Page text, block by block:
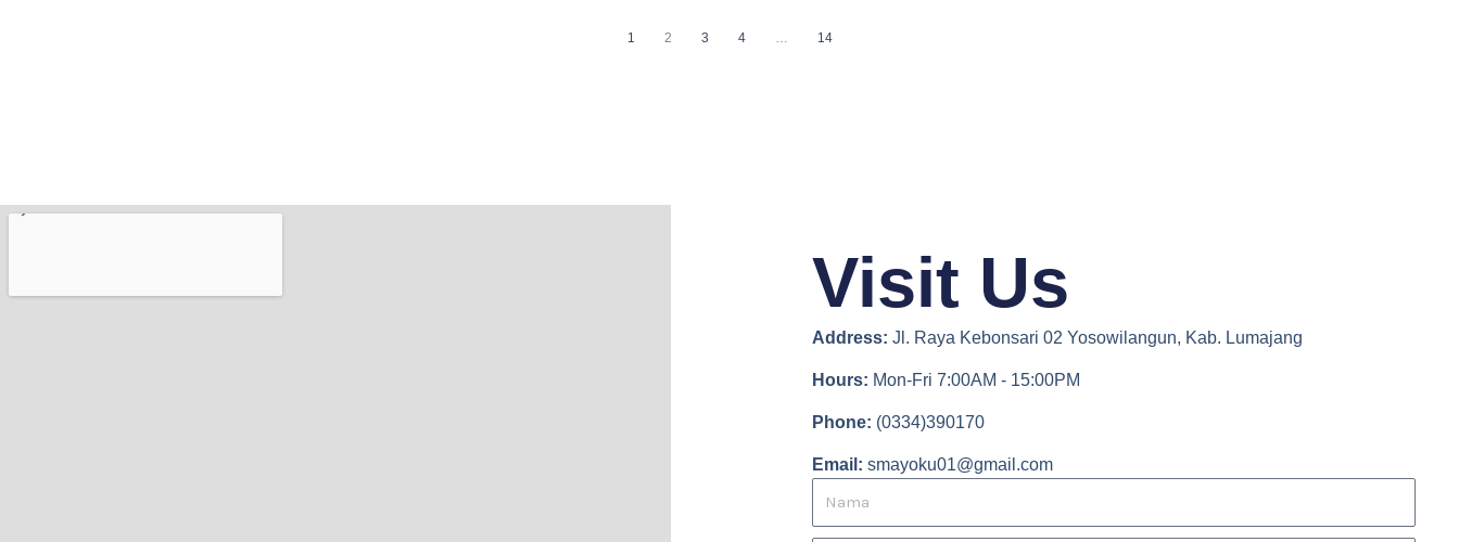
1 2 3 4 … 14
Visit Us
Address: Jl. Raya Kebonsari 02 Yosowilangun, Kab. Lumajang
Hours: Mon-Fri 7:00AM - 15:00PM
Phone: (0334)390170
Email: smayoku01@gmail.com
N
m